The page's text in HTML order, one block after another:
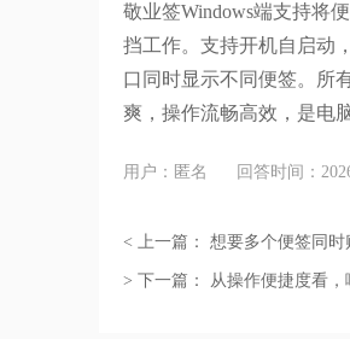
敬业签Windows端支持将
挡工作。支持开机自启动
口同时显示不同便签。所
爽，操作流畅高效，是电
用户：匿名 回答时间：
< 上一篇： 想要多个便签同时
> 下一篇： 从操作便捷度看